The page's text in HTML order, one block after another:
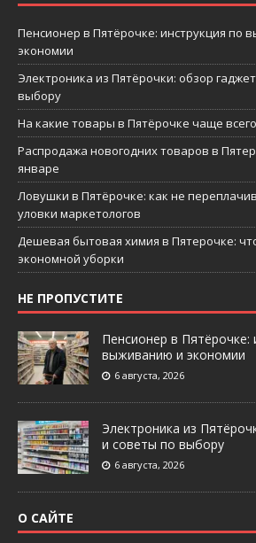
Пенсионер в Пятёрочке: инструкция по
экономии
Электроника из Пятёрочки: обзор
выбору
На какие товары в Пятёрочке чаще
Распродажа новогодних товаров в
январе
Ловушки в Пятёрочке: как не
уловки маркетологов
Дешевая бытовая химия в Пятерочке:
экономной уборки
НЕ ПРОПУСТИТЕ
Пенсионер в Пятёрочке:
выживанию и экономии
6 августа, 2026
Электроника из
и советы по выбору
6 августа, 2026
О САЙТЕ